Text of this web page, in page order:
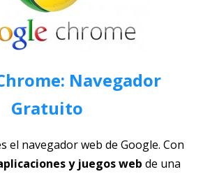
Navegador
Gratuito
el navegador web de Google. Con
y juegos web de una